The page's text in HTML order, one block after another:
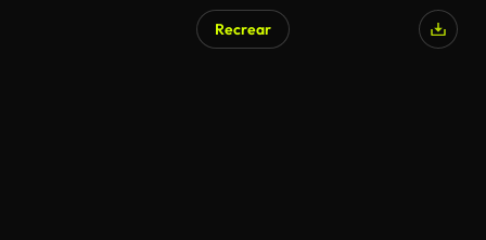
Recrear